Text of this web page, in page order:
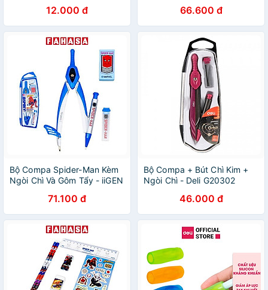
12.000 đ 66.600 đ
Bộ Compa Spider-Man Kèm
Ngòi Chì Và Gôm Tẩy - iiGEN
71.100 đ
Bộ Compa + Bút Chì Kim +
Ngòi Chì - Deli G20302
46.000 đ